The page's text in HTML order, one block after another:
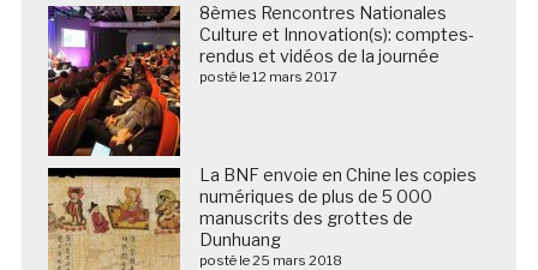
8èmes Rencontres Nationales
Culture et Innovation(s): comptes-
rendus et vidéos de la journée
posté le 12 mars 2017
La BNF envoie en Chine les copies
numériques de plus de 5 000
manuscrits des grottes de
Dunhuang
posté le 25 mars 2018